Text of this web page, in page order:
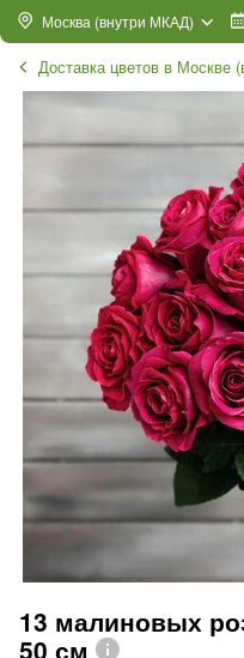
Москва (внутри МКАД)
Доставка цветов в Москве
13 малиновых
50 см